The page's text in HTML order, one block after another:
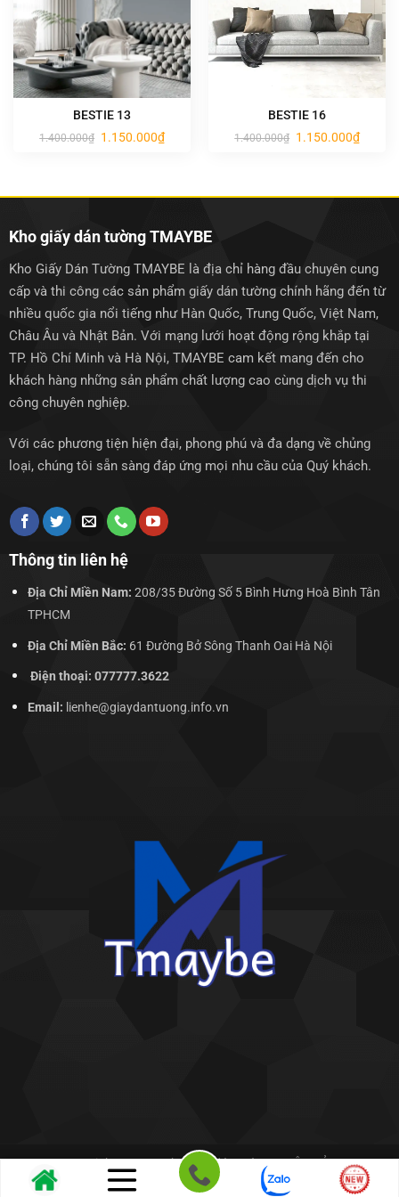
BESTIE 13
1.400.000₫ Giá
gốc
1.150.000₫Giá
hiện
BESTIE 16
1.400.000₫ Giá
gốc
1.150.000₫Giá
hiện
Kho giấy dán tường TMAYBE
Kho Giấy Dán Tường TMAYBE là địa chỉ hàng đầu chuyên cung
cấp và thi công các sản phẩm giấy dán tường chính hãng đến từ
nhiều quốc gia nổi tiếng như Hàn Quốc, Trung Quốc, Việt Nam,
Châu Âu và Nhật Bản. Với mạng lưới hoạt động rộng khắp tại
TP. Hồ Chí Minh và Hà Nội, TMAYBE cam kết mang đến cho
khách hàng những sản phẩm chất lượng cao cùng dịch vụ thi
công chuyên nghiệp.
Với các phương tiện hiện đại, phong phú và đa dạng về chủng
loại, chúng tôi sẵn sàng đáp ứng mọi nhu cầu của Quý khách.
Thông tin liên hệ
Địa Chỉ Miền Nam: 208/35 Đường Số 5 Bình Hưng Hoà Bình Tân
TPHCM
Địa Chỉ Miền Bắc: 61 Đường Bở Sông Thanh Oai Hà Nội
Điện thoại: 077777.3622
Email: lienhe@giaydantuong.info.vn
Copyright 2026 ©Kho giấy dán tường THIÊN BẢO